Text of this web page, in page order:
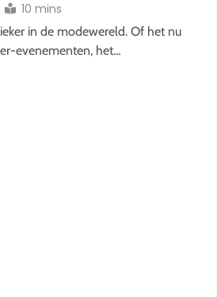
10 mins
in de modewereld. Of het nu
evenementen, het…